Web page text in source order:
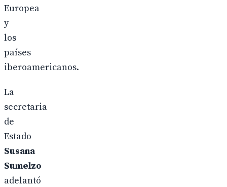
Europea
y
los
países
iberoamericanos.
La
secretaria
de
Estado
Susana
Sumelzo
adelantó